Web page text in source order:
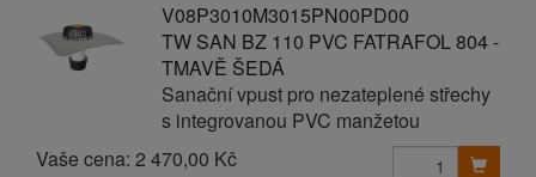
V08P3010M3015PN00PD00
TW SAN BZ 110 PVC FATRAFOL 804 -
TMAVĚ ŠEDÁ
Sanační vpust pro nezateplené střechy
s integrovanou PVC manžetou
Vaše cena: 2 470,00 Kč